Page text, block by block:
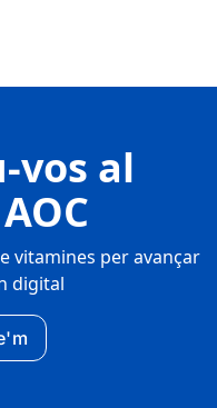
vos al
vitamines per avançar
digital